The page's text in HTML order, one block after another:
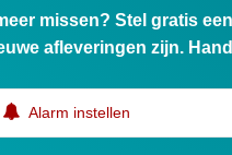
missen? Stel gratis
afleveringen zijn.
Alarm instellen